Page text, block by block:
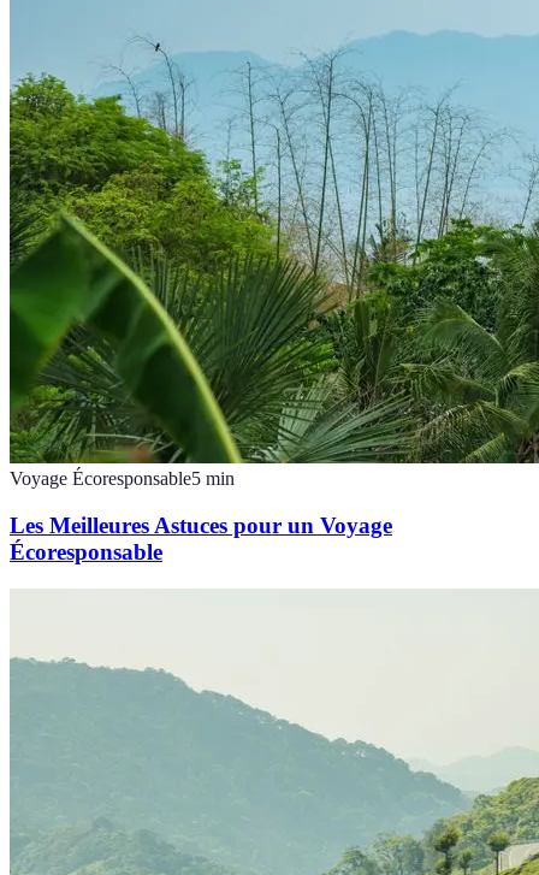
Voyage Écoresponsable5 min
Les Meilleures Astuces pour un Voyage
Écoresponsable